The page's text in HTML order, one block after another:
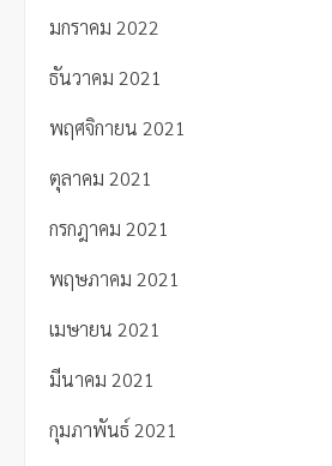
มกราคม 2022
ธันวาคม 2021
พฤศจิกายน 2021
ตุลาคม 2021
กรกฎาคม 2021
พฤษภาคม 2021
เมษายน 2021
มีนาคม 2021
กุมภาพันธ์ 2021